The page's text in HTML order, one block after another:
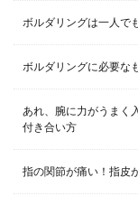
ボルダリングは一人で
ボルダリングに必要な
あれ、腕に力がうまく
付き合い方
指の関節が痛い！指皮